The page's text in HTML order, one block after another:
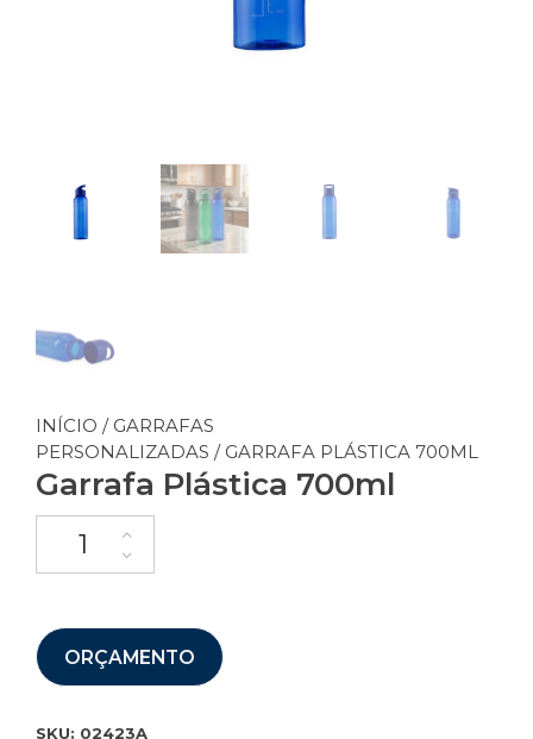
INÍCIO / GARRAFAS
PERSONALIZADAS / GARRAFA PLÁSTICA 700ML
Garrafa Plástica 700ml
ORÇAMENTO
SKU: 02423A